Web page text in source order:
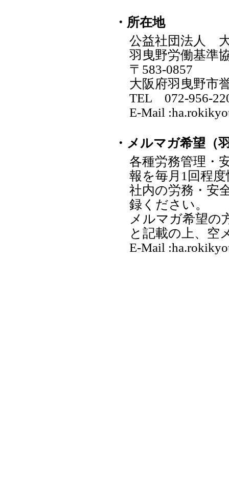
・所在地
公益社団法人
羽曳野労働基準
〒583-0857
大阪府羽曳野市
TEL 072-956-
E-Mail
・メルマガ希望（
各種労務管理・
報を毎月1回程
社内の労務・安
録ください。
メルマガ希望の
と記載の上、空
E-Mail